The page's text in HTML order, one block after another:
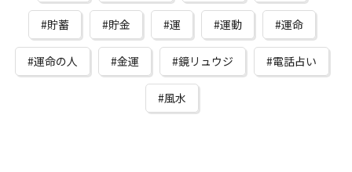
貯蓄 貯金 運 運動 運命
運命の人 金運 鏡リュウジ 電話占い
風水